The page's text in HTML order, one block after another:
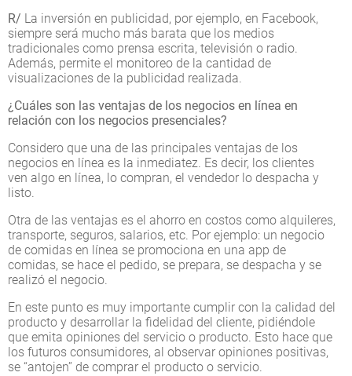
R/ La inversión en publicidad, por ejemplo, en Facebook,
siempre será mucho más barata que los medios
tradicionales como prensa escrita, televisión o radio.
Además, permite el monitoreo de la cantidad de
visualizaciones de la publicidad realizada.
¿Cuáles son las ventajas de los negocios en línea en
relación con los negocios presenciales?
Considero que una de las principales ventajas de los
negocios en línea es la inmediatez. Es decir, los clientes
ven algo en línea, lo compran, el vendedor lo despacha y
listo.
Otra de las ventajas es el ahorro en costos como alquileres,
transporte, seguros, salarios, etc. Por ejemplo: un negocio
de comidas en línea se promociona en una app de
comidas, se hace el pedido, se prepara, se despacha y se
realizó el negocio.
En este punto es muy importante cumplir con la calidad del
producto y desarrollar la fidelidad del cliente, pidiéndole
que emita opiniones del servicio o producto. Esto hace que
los futuros consumidores, al observar opiniones positivas,
se “antojen” de comprar el producto o servicio.